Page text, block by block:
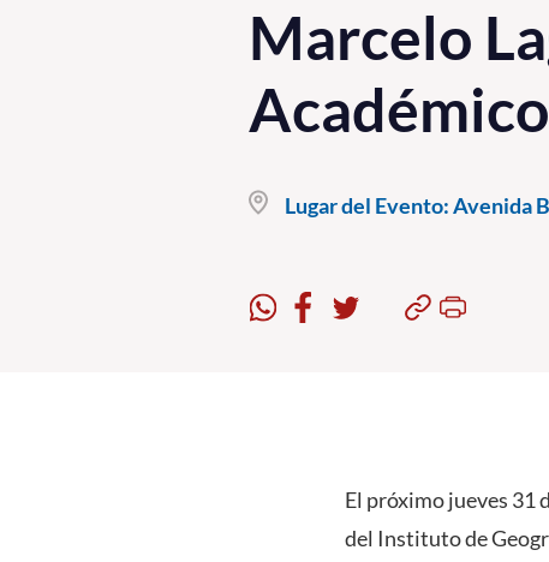
Marcelo
Lugar del Evento:Avenida
El próximo jueves 31
del Instituto de